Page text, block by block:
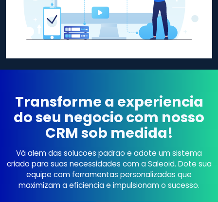
Transforme a experiencia
do seu negocio com nosso
CRM sob medida!
Vá alem das solucoes padrao e adote um sistema
criado para suas necessidades com a Saleoid. Dote sua
equipe com ferramentas personalizadas que
maximizam a eficiencia e impulsionam o sucesso.